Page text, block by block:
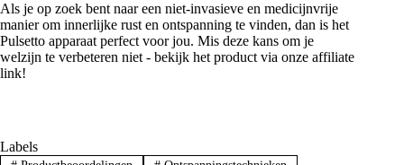
Als je op zoek bent naar een niet-invasieve en medicijnvrije
manier om innerlijke rust en ontspanning te vinden, dan is het
Pulsetto apparaat perfect voor jou. Mis deze kans om je
welzijn te verbeteren niet - bekijk het product via onze affiliate
link!
Labels